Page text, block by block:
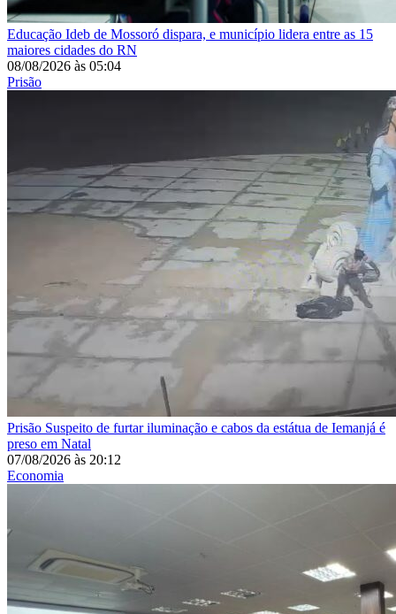
Educação Ideb de Mossoró dispara, e município lidera entre as 15
maiores cidades do RN
08/08/2026 às 05:04
Prisão
Prisão Suspeito de furtar iluminação e cabos da estátua de Iemanjá é
preso em Natal
07/08/2026 às 20:12
Economia